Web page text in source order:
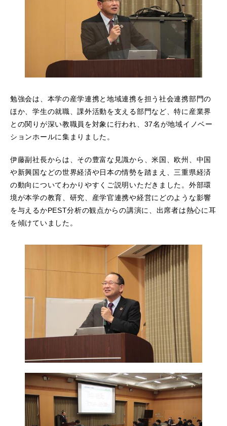
勉強会は、本学の産学連携と地域連携を担う社会連携部門の
ほか、学生の就職、課外活動を支える部門など、特に産業界
との関りが深い教職員を対象に行われ、37名が地域イノベー
ションホールに集まりました。
伊藤副社長からは、その豊富な見識から、米国、欧州、中国
や新興国などの世界経済や日本の情勢を踏まえ、三重県経済
の動向についてわかりやすくご説明いただきました。外部環
境が本学の教育、研究、産学官連携や経営にどのような影響
を与えるかPEST分析の観点からの講演に、出席者は熱心に耳
を傾けていました。